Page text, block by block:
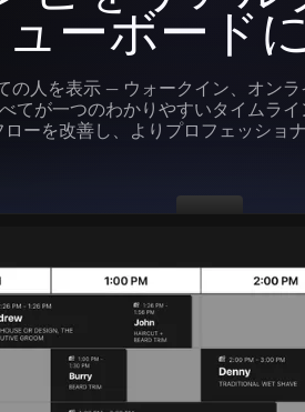
ューボード
の人を表示 — ウォークイン、オン
てが一つのわかりやすいタイムラ
ローを改善し、よりプロフェッショ